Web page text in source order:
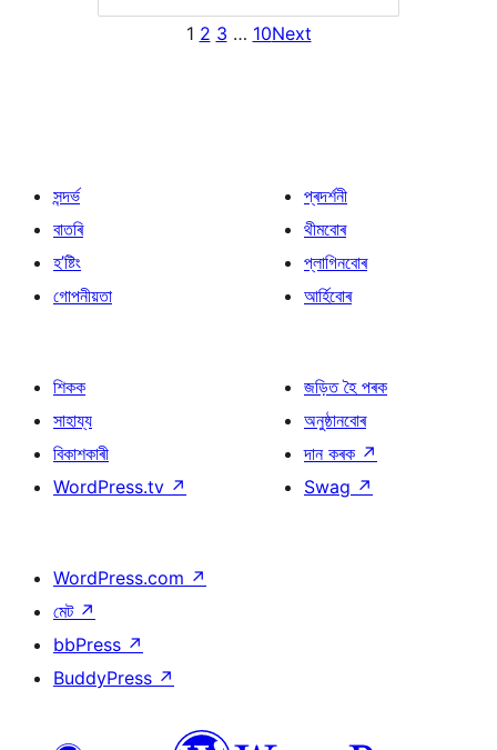
1 2 3 … 10Next
সন্দৰ্ভ
বাতৰি
হ’ষ্টিং
গোপনীয়তা
প্ৰদৰ্শনী
থীমবোৰ
প্লাগিনবোৰ
আৰ্হিবোৰ
শিকক
সাহায্য
বিকাশকাৰী
WordPress.tv ↗
জড়িত হৈ পৰক
অনুষ্ঠানবোৰ
দান কৰক ↗
Swag ↗
WordPress.com ↗
মেট ↗
bbPress ↗
BuddyPress ↗